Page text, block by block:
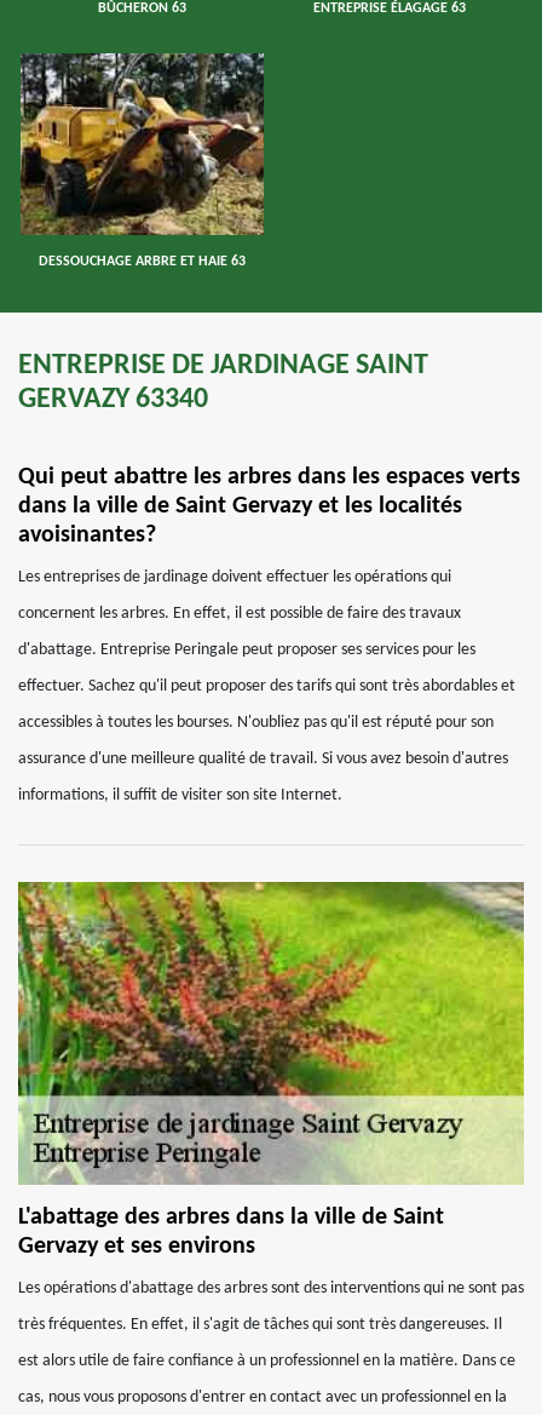
BÛCHERON 63 ENTREPRISE ÉLAGAGE 63
DESSOUCHAGE ARBRE ET HAIE 63
ENTREPRISE DE JARDINAGE SAINT
GERVAZY 63340
Qui peut abattre les arbres dans les espaces verts
dans la ville de Saint Gervazy et les localités
avoisinantes?
Les entreprises de jardinage doivent effectuer les opérations qui
concernent les arbres. En effet, il est possible de faire des travaux
d'abattage. Entreprise Peringale peut proposer ses services pour les
effectuer. Sachez qu'il peut proposer des tarifs qui sont très abordables et
accessibles à toutes les bourses. N'oubliez pas qu'il est réputé pour son
assurance d'une meilleure qualité de travail. Si vous avez besoin d'autres
informations, il suffit de visiter son site Internet.
L'abattage des arbres dans la ville de Saint
Gervazy et ses environs
Les opérations d'abattage des arbres sont des interventions qui ne sont pas
très fréquentes. En effet, il s'agit de tâches qui sont très dangereuses. Il
est alors utile de faire confiance à un professionnel en la matière. Dans ce
cas, nous vous proposons d'entrer en contact avec un professionnel en la